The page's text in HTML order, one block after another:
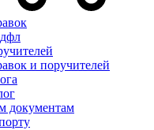
и поручителей
документам